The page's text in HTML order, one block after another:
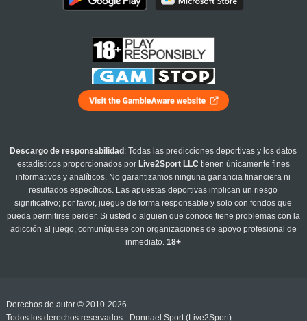
Descargo de responsabilidad : Todas las predicciones deportivas y los datos
estadísticos proporcionados por Live2Sport LLC tienen únicamente fines
informativos y analíticos. No garantizamos ninguna ganancia financiera ni
resultados específicos. Las apuestas deportivas implican un riesgo
significativo; por favor, juegue de forma responsable y solo con fondos que
pueda permitirse perder. Si usted o alguien que conoce tiene problemas con la
adicción al juego, comuníquese con organizaciones de apoyo profesional de
inmediato.18+
Derechos de autor © 2010-2026
Todos los derechos reservados - Donnael Sport (Live2Sport)